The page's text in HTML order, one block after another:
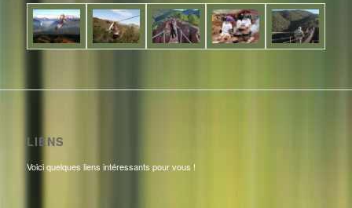
LIENS
Voici quelques liens intéressants pour vous !